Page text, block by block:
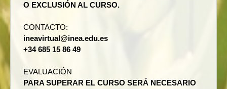
O EXCLUSIÓN AL CURSO.
CONTACTO:
ineavirtual@inea.edu.es
+34 685 15 86 49
EVALUACIÓN
PARA SUPERAR EL CURSO SERÁ NECESARIO